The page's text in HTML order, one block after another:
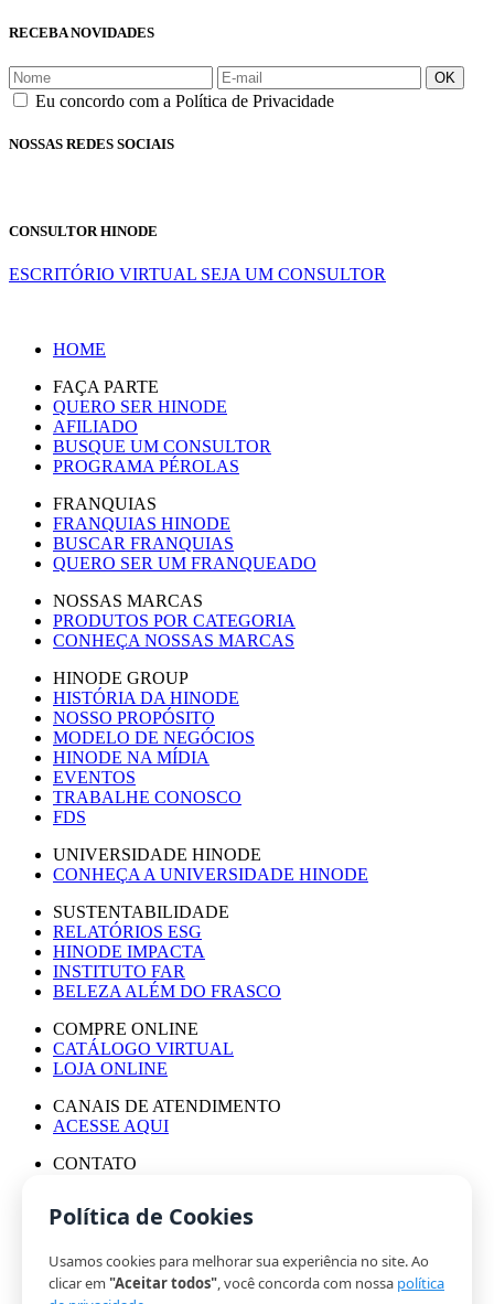
RECEBA NOVIDADES
OK
Eu concordo com a Política de Privacidade
NOSSAS REDES SOCIAIS
CONSULTOR HINODE
ESCRITÓRIO VIRTUAL SEJA UM CONSULTOR
HOME
FAÇA PARTE
QUERO SER HINODE
AFILIADO
BUSQUE UM CONSULTOR
PROGRAMA PÉROLAS
FRANQUIAS
FRANQUIAS HINODE
BUSCAR FRANQUIAS
QUERO SER UM FRANQUEADO
NOSSAS MARCAS
PRODUTOS POR CATEGORIA
CONHEÇA NOSSAS MARCAS
HINODE GROUP
HISTÓRIA DA HINODE
NOSSO PROPÓSITO
MODELO DE NEGÓCIOS
HINODE NA MÍDIA
EVENTOS
TRABALHE CONOSCO
FDS
UNIVERSIDADE HINODE
CONHEÇA A UNIVERSIDADE HINODE
SUSTENTABILIDADE
RELATÓRIOS ESG
HINODE IMPACTA
INSTITUTO FAR
BELEZA ALÉM DO FRASCO
COMPRE ONLINE
CATÁLOGO VIRTUAL
LOJA ONLINE
CANAIS DE ATENDIMENTO
ACESSE AQUI
CONTATO
© HINODE GROUP 2024
|
Política de Cookies
Usamos cookies para melhorar sua experiência no site. Ao
clicar em "Aceitar todos", você concorda com nossa política